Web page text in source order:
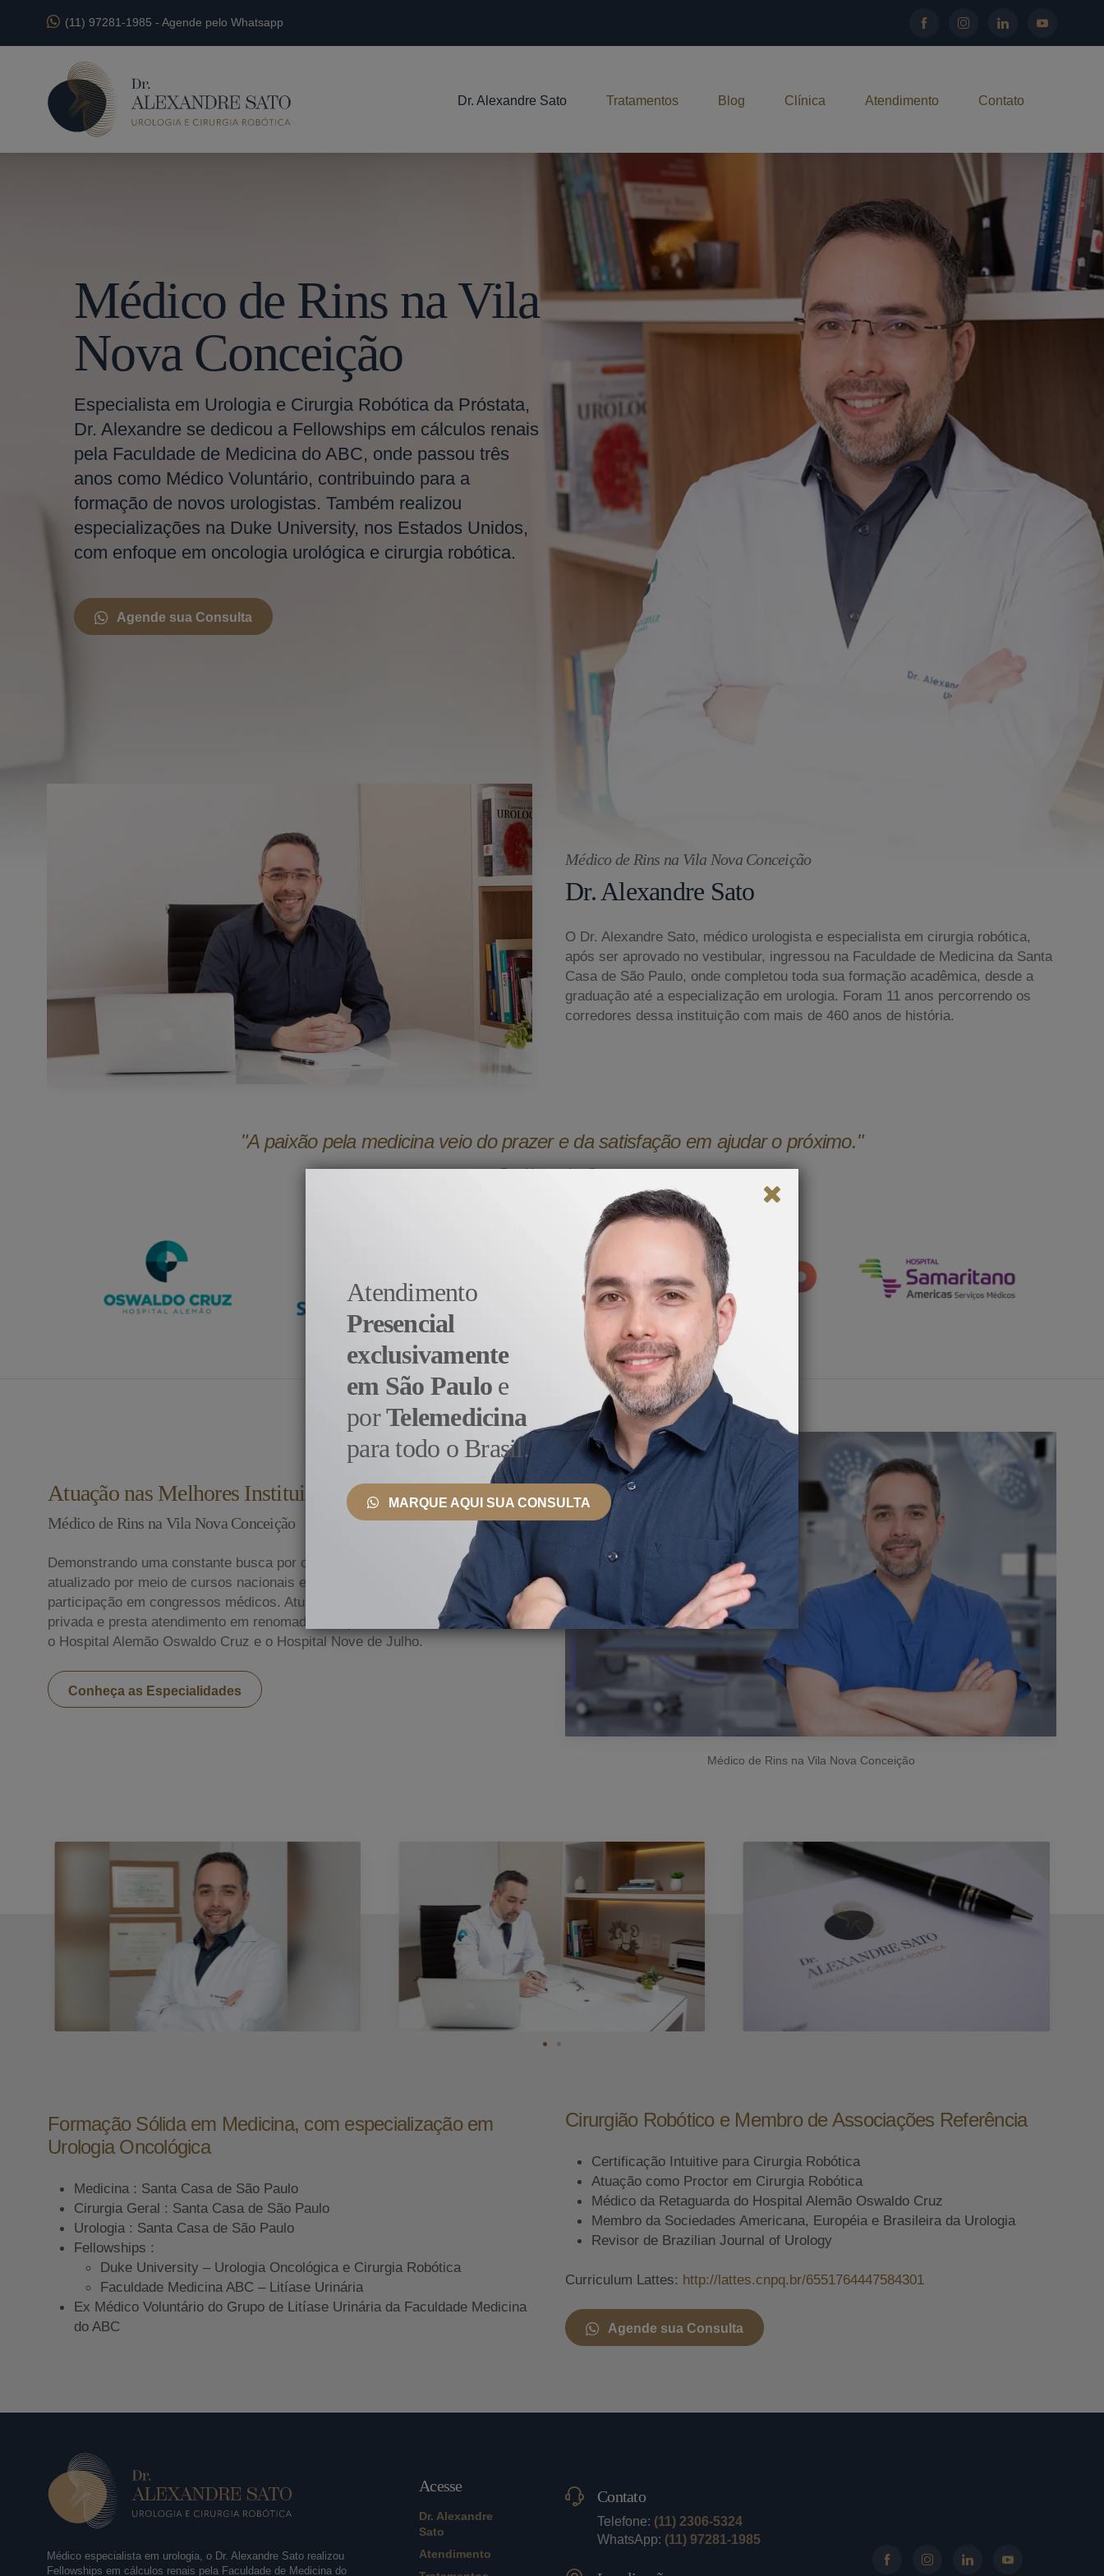
(11) 97281-1985 - Agende pelo Whatsapp
Dr. Alexandre Sato Tratamentos Blog Clínica Atendimento Contato
Médico de Rins na Vila
Nova Conceição
Especialista em Urologia e Cirurgia Robótica da Próstata,
Dr. Alexandre se dedicou a Fellowships em cálculos renais
pela Faculdade de Medicina do ABC, onde passou três
anos como Médico Voluntário, contribuindo para a
formação de novos urologistas. Também realizou
especializações na Duke University, nos Estados Unidos,
com enfoque em oncologia urológica e cirurgia robótica.
Agende sua Consulta
Médico de Rins na Vila Nova Conceição
Dr. Alexandre Sato
O Dr. Alexandre Sato, médico urologista e especialista em cirurgia robótica,
após ser aprovado no vestibular, ingressou na Faculdade de Medicina da Santa
Casa de São Paulo, onde completou toda sua formação acadêmica, desde a
graduação até a especialização em urologia. Foram 11 anos percorrendo os
corredores dessa instituição com mais de 460 anos de história.
"A paixão pela medicina veio do prazer e da satisfação em ajudar o próximo."
- Dr. Alexandre Sato
Atuação nas Melhores Instituições do País e Exterior
Médico de Rins na Vila Nova Conceição
Demonstrando uma constante busca por conhecimento, ele se mantém
atualizado por meio de cursos nacionais e internacionais, bem como
participação em congressos médicos. Atualmente, exerce sua prática na clínica
privada e presta atendimento em renomados hospitais de São Paulo, incluindo
o Hospital Alemão Oswaldo Cruz e o Hospital Nove de Julho.
Conheça as Especialidades
Médico de Rins na Vila Nova Conceição
Formação Sólida em Medicina, com especialização em
Urologia Oncológica
Medicina : Santa Casa de São Paulo
Cirurgia Geral : Santa Casa de São Paulo
Urologia : Santa Casa de São Paulo
Fellowships :
Duke University – Urologia Oncológica e Cirurgia Robótica
Faculdade Medicina ABC – Litíase Urinária
Ex Médico Voluntário do Grupo de Litíase Urinária da Faculdade Medicina
do ABC
Cirurgião Robótico e Membro de Associações Referência
Certificação Intuitive para Cirurgia Robótica
Atuação como Proctor em Cirurgia Robótica
Médico da Retaguarda do Hospital Alemão Oswaldo Cruz
Membro da Sociedades Americana, Européia e Brasileira da Urologia
Revisor de Brazilian Journal of Urology
Curriculum Lattes: http://lattes.cnpq.br/6551764447584301
Agende sua Consulta
Médico especialista em urologia, o Dr. Alexandre Sato realizou
Fellowships em cálculos renais pela Faculdade de Medicina do
Acesse
Dr. Alexandre
Sato
Atendimento
Contato
Telefone: (11) 2306-5324
WhatsApp: (11) 97281-1985
Atendimento
Presencial
exclusivamente
em São Paulo e
porTelemedicina
para todo o Brasil.
MARQUE AQUI SUA CONSULTA